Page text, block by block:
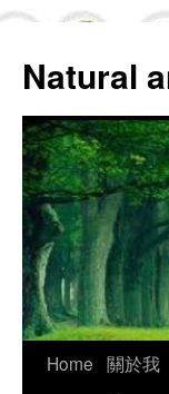
Natural
Skip
Home 關於我